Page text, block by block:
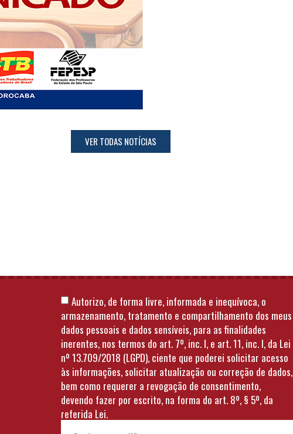
VER TODAS NOTÍCIAS
Autorizo, de forma livre, informada e inequívoca, o
armazenamento, tratamento e compartilhamento dos meus
dados pessoais e dados sensíveis, para as finalidades
inerentes, nos termos do art. 7º, inc. I, e art. 11, inc. I, da Lei
nº 13.709/2018 (LGPD), ciente que poderei solicitar acesso
às informações, solicitar atualização ou correção de dados,
bem como requerer a revogação de consentimento,
devendo fazer por escrito, na forma do art. 8º, § 5º, da
referida Lei.